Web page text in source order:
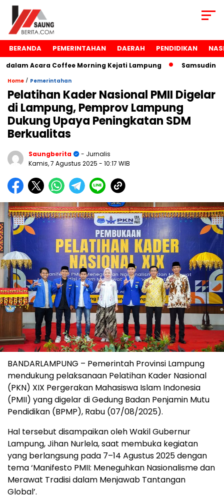
BERANDA PEMERINTAHAN DAERAH PENDIDIKAN
Acara Coffee Morning Kejati Lampung Samsudin Raih
Home / Pemerintahan
Pelatihan Kader Nasional PMII Digelar
di Lampung, Pemprov Lampung
Dukung Upaya Peningkatan SDM
Berkualitas
Saungberita
- Jurnalis
Kamis, 7 Agustus 2025 - 10:17 WIB
BANDARLAMPUNG – Pemerintah Provinsi Lampung
mendukung pelaksanaan Pelatihan Kader Nasional
(PKN) XIX Pergerakan Mahasiswa Islam Indonesia
(PMII) yang digelar di Gedung Badan Penjamin Mutu
Pendidikan (BPMP), Rabu (07/08/2025).
Hal tersebut disampaikan oleh Wakil Gubernur
Lampung, Jihan Nurlela, saat membuka kegiatan
yang berlangsung pada 7–14 Agustus 2025 dengan
tema ‘Manifesto PMII: Meneguhkan Nasionalisme dan
Merawat Tradisi dalam Menjawab Tantangan
Global’.